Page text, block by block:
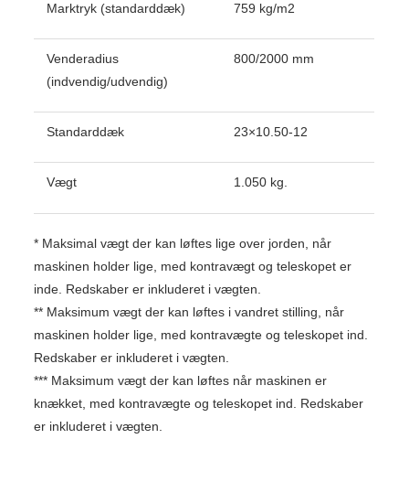
Marktryk (standarddæk) 759 kg/m2
Venderadius
(indvendig/udvendig)
800/2000 mm
Standarddæk 23×10.50-12
Vægt 1.050 kg.
* Maksimal vægt der kan løftes lige over jorden, når
maskinen holder lige, med kontravægt og teleskopet er
inde. Redskaber er inkluderet i vægten.
** Maksimum vægt der kan løftes i vandret stilling, når
maskinen holder lige, med kontravægte og teleskopet ind.
Redskaber er inkluderet i vægten.
*** Maksimum vægt der kan løftes når maskinen er
knækket, med kontravægte og teleskopet ind. Redskaber
er inkluderet i vægten.